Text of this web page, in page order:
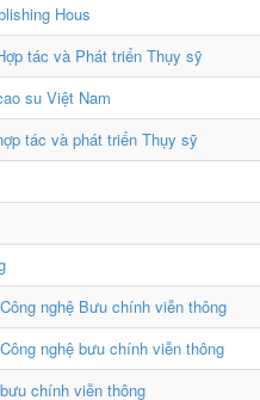
Hous
tác và Phát triển Thụy sỹ
su Việt Nam
tác và phát triển Thụy sỹ
nghệ Bưu chính viễn thông
nghệ bưu chính viễn thông
chính viễn thông